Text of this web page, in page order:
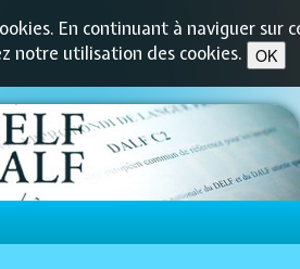
En continuant à naviguer sur
notre utilisation des cookies.
OK